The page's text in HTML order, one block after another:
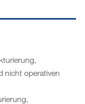
nicht operativen